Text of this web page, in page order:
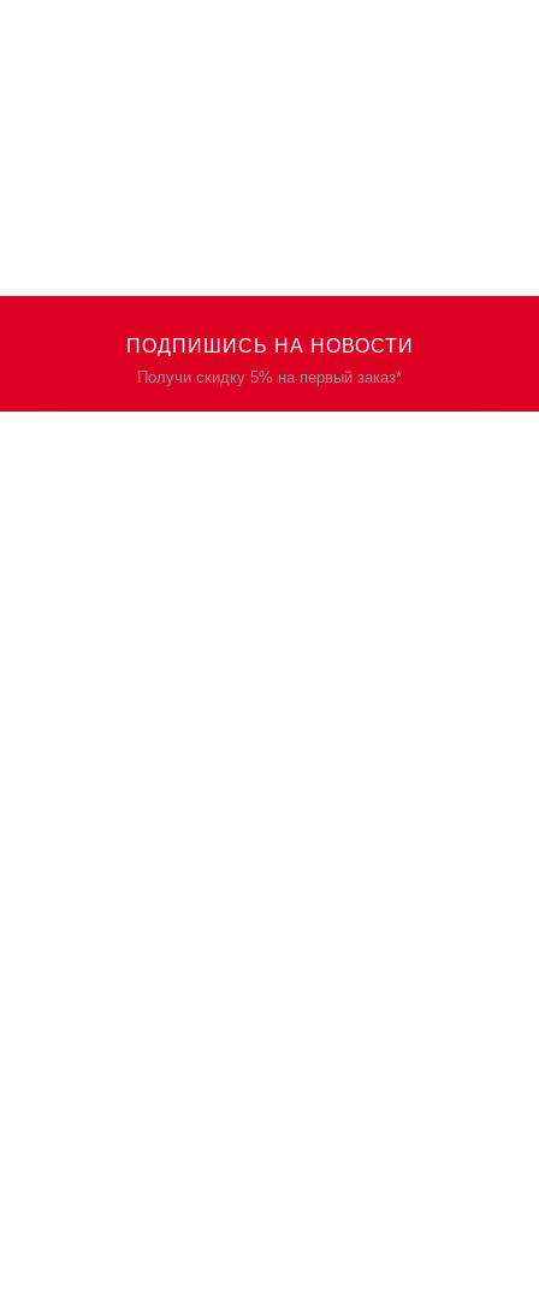
ПОДПИШИСЬ НА НОВОСТИ
Получи скидку 5% на первый заказ*